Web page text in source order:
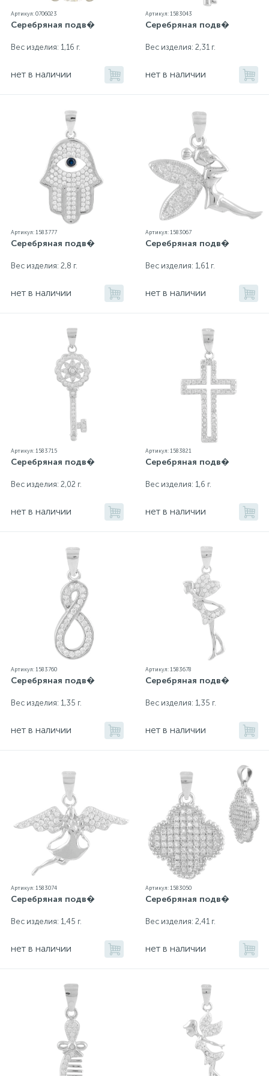
Артикул: 0706023
Серебряная подв�
Вес изделия: 1,16 г.
нет в наличии
Артикул: 1583043
Серебряная подв�
Вес изделия: 2,31 г.
нет в наличии
Артикул: 1583777
Серебряная подв�
Вес изделия: 2,8 г.
нет в наличии
Артикул: 1583067
Серебряная подв�
Вес изделия: 1,61 г.
нет в наличии
Артикул: 1583715
Серебряная подв�
Вес изделия: 2,02 г.
нет в наличии
Артикул: 1583821
Серебряная подв�
Вес изделия: 1,6 г.
нет в наличии
Артикул: 1583760
Серебряная подв�
Вес изделия: 1,35 г.
нет в наличии
Артикул: 1583678
Серебряная подв�
Вес изделия: 1,35 г.
нет в наличии
Артикул: 1583074
Серебряная подв�
Вес изделия: 1,45 г.
нет в наличии
Артикул: 1583050
Серебряная подв�
Вес изделия: 2,41 г.
нет в наличии
Серебряные колье
Серебряные цепочки
Серебряные сувениры
Золотые серьги